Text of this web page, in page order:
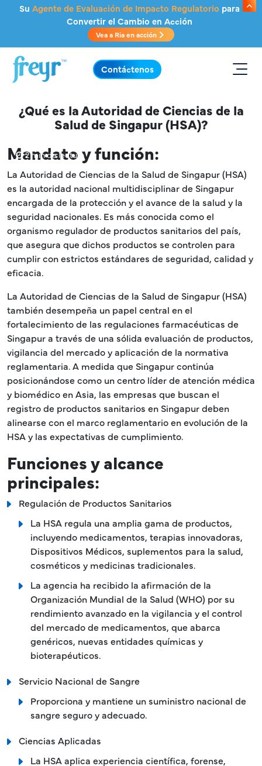
Saltar al contenido principal
Su Agente de Evaluación de Impacto Regulatorio para
Convertir el Cambio en Acción
Vea a Ria en acción
.
Contáctenos
¿Qué es la Autoridad de Ciencias de la
Salud de Singapur (HSA)?
2 min de lectura
Mandato y función:
La Autoridad de Ciencias de la Salud de Singapur (HSA)
es la autoridad nacional multidisciplinar de Singapur
encargada de la protección y el avance de la salud y la
seguridad nacionales. Es más conocida como el
organismo regulador de productos sanitarios del país,
que asegura que dichos productos se controlen para
cumplir con estrictos estándares de seguridad, calidad y
eficacia.
La Autoridad de Ciencias de la Salud de Singapur (HSA)
también desempeña un papel central en el
fortalecimiento de las regulaciones farmacéuticas de
Singapur a través de una sólida evaluación de productos,
vigilancia del mercado y aplicación de la normativa
reglamentaria. A medida que Singapur continúa
posicionándose como un centro líder de atención médica
y biomédico en Asia, las empresas que buscan el
registro de productos sanitarios en Singapur deben
alinearse con el marco reglamentario en evolución de la
HSA y las expectativas de cumplimiento.
Funciones y alcance
principales:
Regulación de Productos Sanitarios
La HSA regula una amplia gama de productos,
incluyendo medicamentos, terapias innovadoras,
Dispositivos Médicos, suplementos para la salud,
cosméticos y medicinas tradicionales.
La agencia ha recibido la afirmación de la
Organización Mundial de la Salud (WHO) por su
rendimiento avanzado en la vigilancia y el control
del mercado de medicamentos, que abarca
genéricos, nuevas entidades químicas y
bioterapéuticos.
Servicio Nacional de Sangre
Proporciona y mantiene un suministro nacional de
sangre seguro y adecuado.
Ciencias Aplicadas
La HSA aplica experiencia científica, forense,